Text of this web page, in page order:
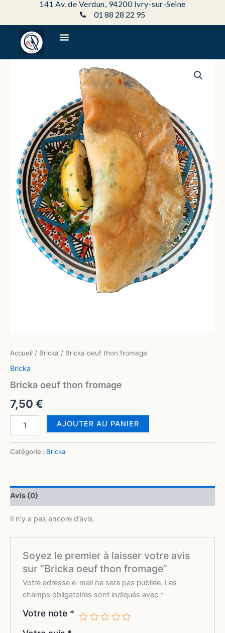
141 Av. de Verdun, 94200 Ivry-sur-Seine
01 88 28 22 95
Accueil / Bricka / Bricka oeuf thon fromage
Bricka
Bricka oeuf thon fromage
7,50 €
AJOUTER AU PANIER
Catégorie : Bricka
Avis (0)
Il n’y a pas encore d’avis.
Soyez le premier à laisser votre avis
sur “Bricka oeuf thon fromage”
Votre adresse e-mail ne sera pas publiée. Les
champs obligatoires sont indiqués avec *
Votre note *